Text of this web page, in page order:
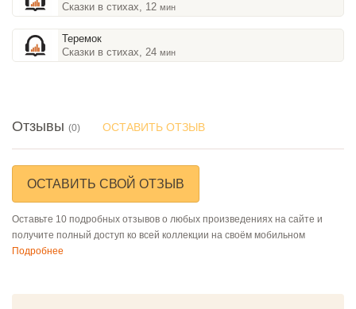
Сказки в стихах, 12мин
Теремок
Сказки в стихах, 24мин
Отзывы (0) ОСТАВИТЬ ОТЗЫВ
ОСТАВИТЬ СВОЙ ОТЗЫВ
Оставьте 10 подробных отзывов о любых произведениях на сайте и
получите полный доступ ко всей коллекции на своём мобильном
Подробнее